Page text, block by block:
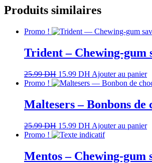
Produits similaires
Promo !
Trident – Chewing-gum
25.99DH 15.99 DH Ajouter au panier
Promo !
Maltesers – Bonbons
25.99DH 15.99 DH Ajouter au panier
Promo !
Mentos – Chewing-gum